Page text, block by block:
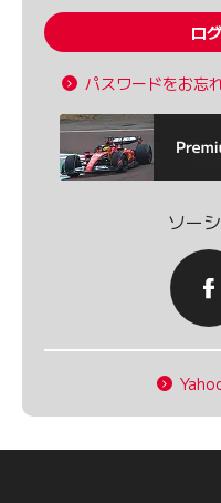
ロ
パスワードをお忘
ソー